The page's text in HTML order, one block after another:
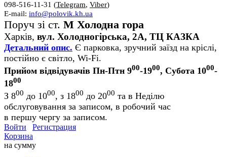
098-516-11-31 (Telegram, Viber)
E-mail: info@polovik.kh.ua
Поруч зі ст. М Холодна гора
Харків, вул. Холодногірська, 2А, ТЦ КАЗКА
Детальний опис. Є парковка, зручний заїзд на кріслі,
постійно є світло, Wi-Fi.
Прийом відвідувачів Пн-Птн 900-1900, Субота 1000-
1800
З 800 до 1000, з 1800 до 2000 та в Неділю
обслуговування за записом, в робочий час
в першу чергу за записом.
Войти
Регистрация
Корзина
на сумму